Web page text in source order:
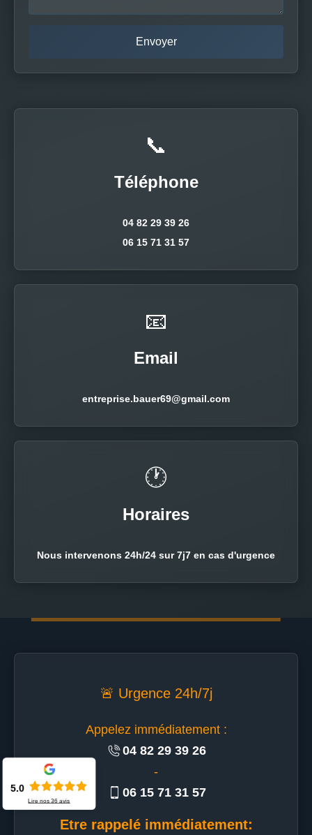
📞
Téléphone
04 82 29 39 26
06 15 71 31 57
📧
Email
entreprise.bauer69@gmail.com
🕐
Horaires
Nous intervenons 24h/24 sur 7j7 en cas d'urgence
🚨 Urgence 24h/7j
Appelez immédiatement :
04 82 29 39 26
-
06 15 71 31 57
Etre rappelé immédiatement:
5.0
Lire nos36 avis